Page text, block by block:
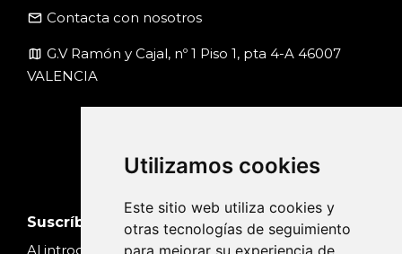
Utilizamos cookies
Este sitio web utiliza cookies y
otras tecnologías de seguimiento
para mejorar su experiencia de
email Contacta con nosotros
map G.V Ramón y Cajal, nº 1 Piso 1, pta 4-A 46007
VALENCIA
Suscríbete
Al introducir tu email, aceptas nuestraPolítica de